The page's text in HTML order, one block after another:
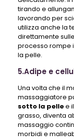
tirando e
lavorando per
utilizza anche la
direttamente
processo rompe
la pelle.
5.Adipe e
Una volta che il
massaggiatore
sotto la pellee
grasso, diventa
massaggio
morbidi e